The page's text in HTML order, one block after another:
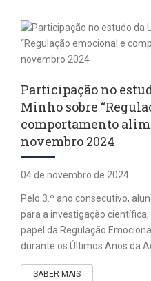
Participação no
Minho sobre
comportamento
novembro 2024
04 de novembro de 2024
Pelo 3.º ano consecutivo,
para a investigação
papel da Regulação
durante os Últimos Anos da
SABER MAIS